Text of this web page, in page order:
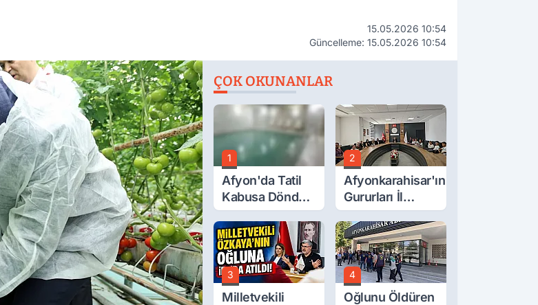
15.05.2026 10:54
Güncelleme: 15.05.2026 10:54
ÇOK OKUNANLAR
1
Afyon'da Tatil
Kabusa Döndü,
Acı Son!
2
Afyonkarahisar'ın
Gururları İl
Müdürüyle
Buluştu
3
Milletvekili
4
Oğlunu Öldüren